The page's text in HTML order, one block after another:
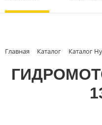
Главная Каталог Каталог